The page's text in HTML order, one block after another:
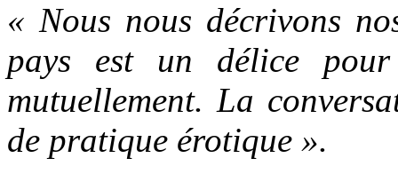
« Nous nous décrivons
pays est un délice
mutuellement. La
de pratique érotique ».